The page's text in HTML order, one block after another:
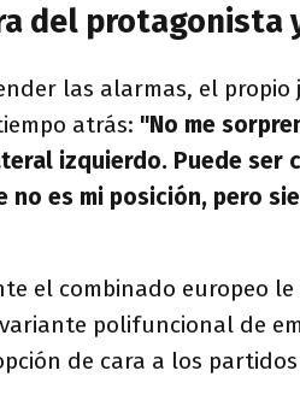
del protagonista
las alarmas, el
atrás: "No me
izquierdo. Puede ser
no es mi posición, pero
el combinado europeo
polifuncional de
de cara a los